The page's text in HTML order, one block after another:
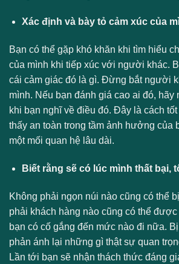
Xác định và bày tỏ cảm xúc của
Bạn có thể gặp khó khăn khi tìm hiểu
của mình khi tiếp xúc với người khác.
cái cảm giác đó là gì. Đừng bắt người
mình. Nếu bạn đánh giá cao ai đó, hãy
khi bạn nghĩ về điều đó. Đây là cách
thấy an toàn trong tầm ảnh hưởng của
một mối quan hệ lâu dài.
Biết rằng sẽ có lúc mình thất bại,
Không phải ngọn núi nào cũng có thể
phải khách hàng nào cũng có thể được
bạn có cố gắng đến mức nào đi nữa.
phản ánh lại những gì thật sự quan
Lần tới bạn sẽ nhận thách thức đáng